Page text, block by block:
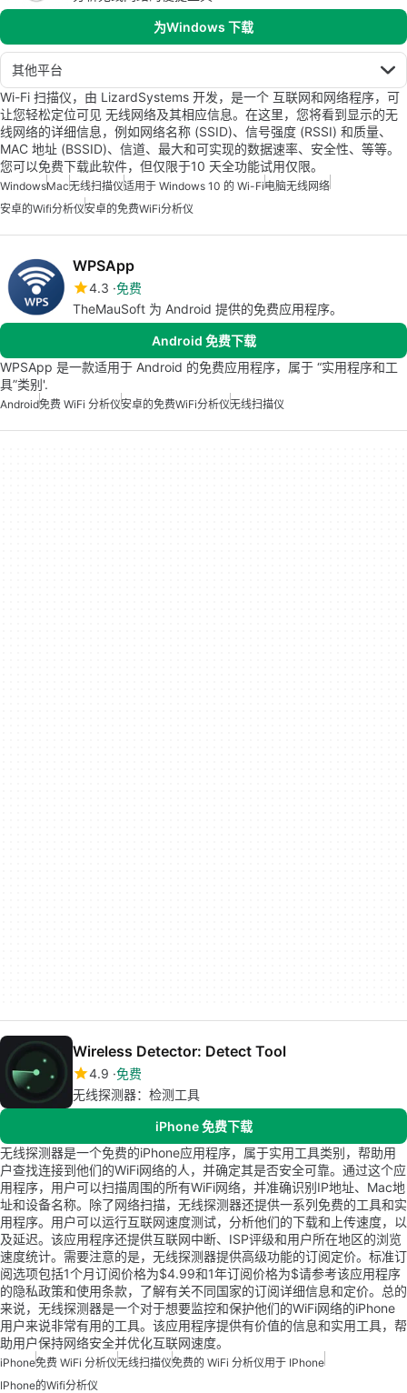
为Windows 下载
其他平台
Wi-Fi 扫描仪，由 LizardSystems 开发，是一个 互联网和网络程序，可
让您轻松定位可见 无线网络及其相应信息。在这里，您将看到显示的无
线网络的详细信息，例如网络名称 (SSID)、信号强度 (RSSI) 和质量、
MAC 地址 (BSSID)、信道、最大和可实现的数据速率、安全性、等等。
您可以免费下载此软件，但仅限于10 天全功能试用仅限。
WindowsMac无线扫描仪适用于 Windows 10 的 Wi-Fi电脑无线网络
安卓的wifi分析仪安卓的免费WiFi分析仪
WPSApp
4.3 免费
TheMauSoft 为 Android 提供的免费应用程序。
Android 免费下载
WPSApp 是一款适用于 Android 的免费应用程序，属于 “实用程序和工
具”类别'.
Android免费 WiFi 分析仪安卓的免费WiFi分析仪无线扫描仪
Wireless Detector: Detect Tool
4.9 免费
无线探测器：检测工具
iPhone 免费下载
无线探测器是一个免费的iPhone应用程序，属于实用工具类别，帮助用
户查找连接到他们的WiFi网络的人，并确定其是否安全可靠。通过这个应
用程序，用户可以扫描周围的所有WiFi网络，并准确识别IP地址、Mac地
址和设备名称。除了网络扫描，无线探测器还提供一系列免费的工具和实
用程序。用户可以运行互联网速度测试，分析他们的下载和上传速度，以
及延迟。该应用程序还提供互联网中断、ISP评级和用户所在地区的浏览
速度统计。需要注意的是，无线探测器提供高级功能的订阅定价。标准订
阅选项包括1个月订阅价格为$4.99和1年订阅价格为$请参考该应用程序
的隐私政策和使用条款，了解有关不同国家的订阅详细信息和定价。总的
来说，无线探测器是一个对于想要监控和保护他们的WiFi网络的iPhone
用户来说非常有用的工具。该应用程序提供有价值的信息和实用工具，帮
助用户保持网络安全并优化互联网速度。
iPhone免费 WiFi 分析仪无线扫描仪免费的 WiFi 分析仪用于 IPhone
IPhone的wifi分析仪